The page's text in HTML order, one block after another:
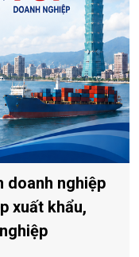
doanh nghiệp
xuất khẩu,